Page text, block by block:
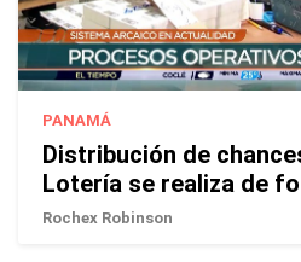
PANAMÁ
Distribución de
Lotería se realiza de
Rochex Robinson